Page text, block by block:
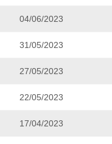
04/06/2023
31/05/2023
27/05/2023
22/05/2023
17/04/2023